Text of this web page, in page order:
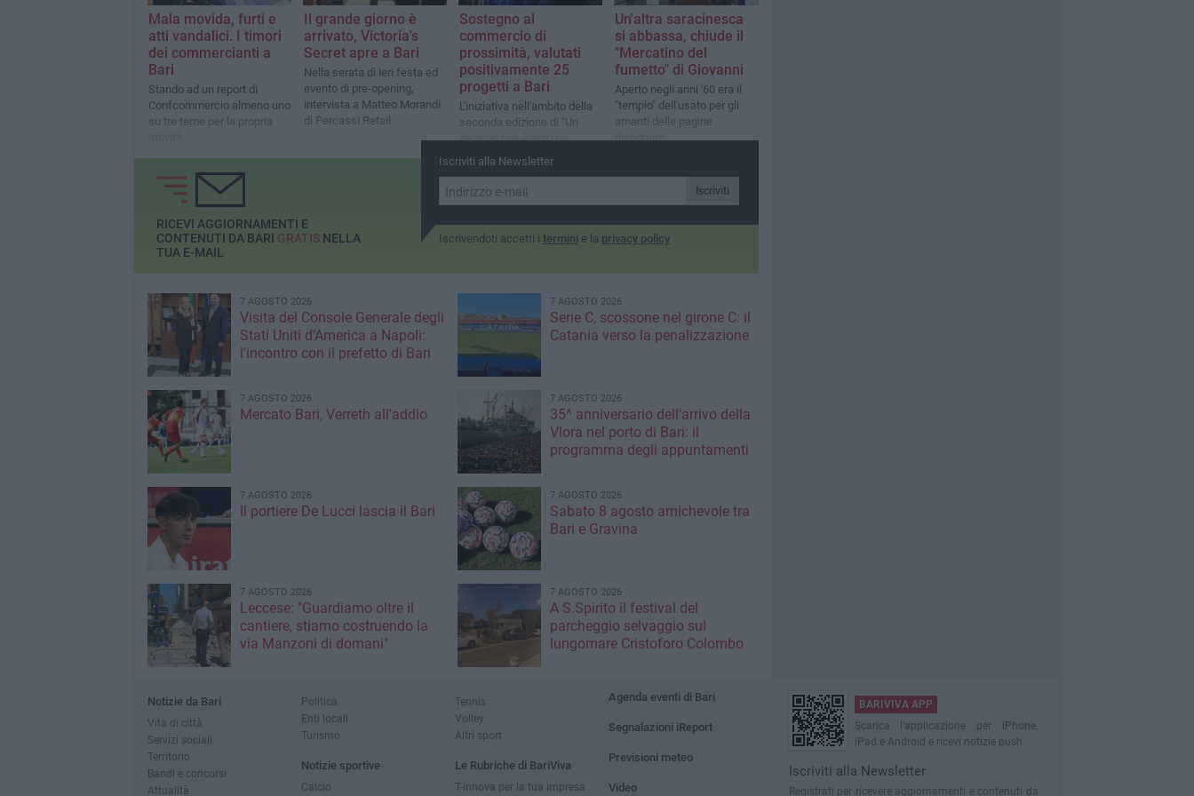
Mala movida, furti e
atti vandalici. I timori
dei commercianti a
Bari
Stando ad un report di
Confcommercio almeno uno
su tre teme per la propria
Il grande giorno è
arrivato, Victoria's
Secret apre a Bari
Nella serata di ieri festa ed
evento di pre-opening,
intervista a Matteo Morandi
di Percassi Retail
Sostegno al
commercio di
prossimità, valutati
positivamente 25
progetti a Bari
L'iniziativa nell'ambito della
seconda edizione di "Un
negozio non è solo un
negozio"
Un'altra saracinesca
si abbassa, chiude il
"Mercatino del
fumetto" di Giovanni
Aperto negli anni '60 era il
"tempio" dell'usato per gli
amanti delle pagine
disegnate
Iscriviti alla Newsletter
Iscriviti
Iscrivendoti accetti i termini e la privacy policy
RICEVI AGGIORNAMENTI E
CONTENUTI DA BARI GRATISNELLA
TUA E-MAIL
7 AGOSTO 2026
Visita del Console Generale degli
Stati Uniti d’America a Napoli:
l'incontro con il prefetto di Bari
7 AGOSTO 2026
Serie C, scossone nel girone C: il
Catania verso la penalizzazione
7 AGOSTO 2026
Mercato Bari, Verreth all'addio
7 AGOSTO 2026
35^ anniversario dell’arrivo della
Vlora nel porto di Bari: il
programma degli appuntamenti
7 AGOSTO 2026
Il portiere De Lucci lascia il Bari
7 AGOSTO 2026
Sabato 8 agosto amichevole tra
Bari e Gravina
7 AGOSTO 2026
Leccese: "Guardiamo oltre il
cantiere, stiamo costruendo la
via Manzoni di domani"
7 AGOSTO 2026
A S.Spirito il festival del
parcheggio selvaggio sul
lungomare Cristoforo Colombo
Notizie da Bari
Vita di città
Servizi sociali
Territorio
Bandi e concorsi
Attualità
Politica
Enti locali
Turismo
Notizie sportive
Calcio
Tennis
Volley
Altri sport
Le Rubriche di BariViva
T-innova per la tua impresa
Agenda eventi di Bari
Segnalazioni iReport
Previsioni meteo
Video
BARIVIVA APP
Scarica l'applicazione per iPhone,
iPad e Android e ricevi notizie push
Iscriviti alla Newsletter
Registrati per ricevere aggiornamenti e contenuti da